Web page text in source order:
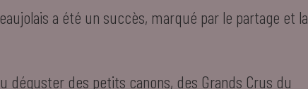
a été un succès, marqué par le partage et la
déguster des petits canons, des Grands Crus du